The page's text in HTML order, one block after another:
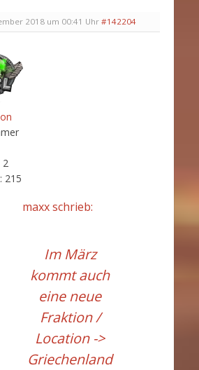
2018 um 00:41 Uhr #142204
2
215
maxx schrieb:
Im März
kommt auch
eine neue
Fraktion /
Location ->
Griechenland